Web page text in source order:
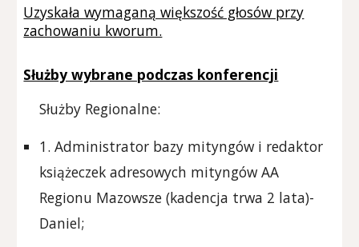
Uzyskała wymaganą większość głosów przy
zachowaniu kworum.
Służby wybrane podczas konferencji
Służby Regionalne:
1. Administrator bazy mityngów i redaktor
książeczek adresowych mityngów AA
Regionu Mazowsze (kadencja trwa 2 lata)-
Daniel;